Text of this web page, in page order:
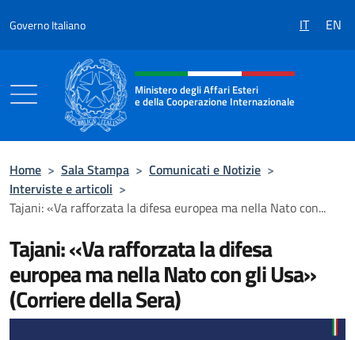
Governo Italiano IT EN
Intestazione sito, social e menù
Ministero degli Affari Esteri
e della Cooperazione Internazionale
Home > Sala Stampa > Comunicati e Notizie >
Interviste e articoli >
Tajani: «Va rafforzata la difesa europea ma nella Nato con...
Tajani: «Va rafforzata la difesa
europea ma nella Nato con gli Usa»
(Corriere della Sera)